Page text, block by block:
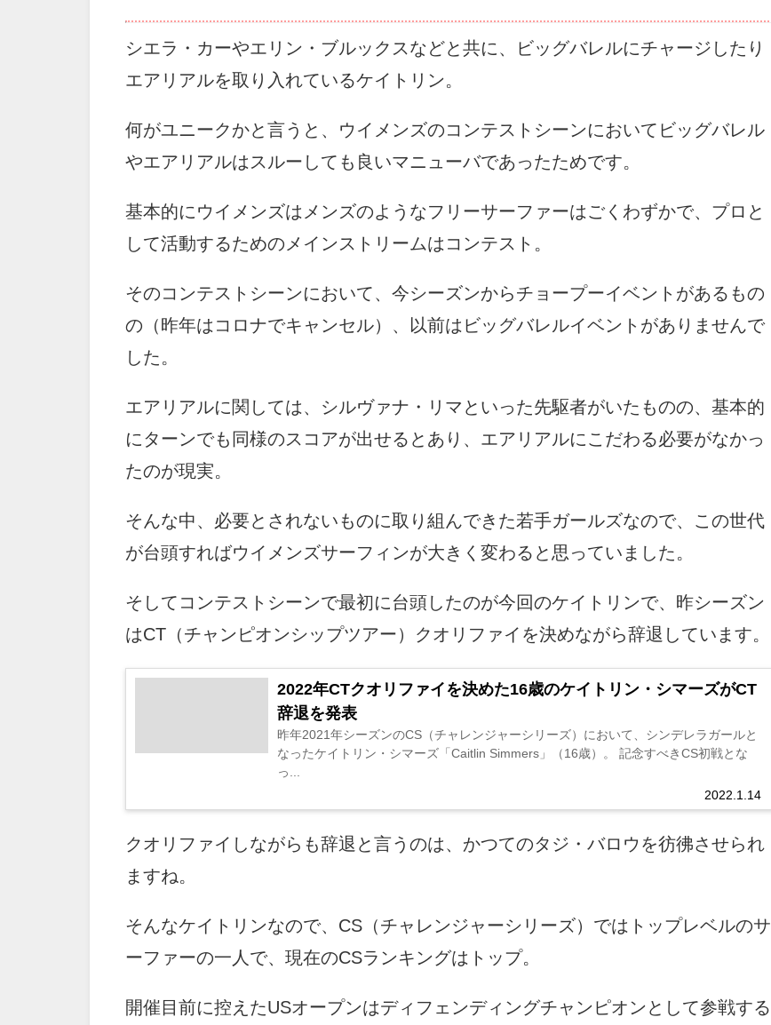
シエラ・カーやエリン・ブルックスなどと共に、ビッグバレルにチャージしたり
エアリアルを取り入れているケイトリン。
何がユニークかと言うと、ウイメンズのコンテストシーンにおいてビッグバレル
やエアリアルはスルーしても良いマニューバであったためです。
基本的にウイメンズはメンズのようなフリーサーファーはごくわずかで、プロと
して活動するためのメインストリームはコンテスト。
そのコンテストシーンにおいて、今シーズンからチョープーイベントがあるもの
の（昨年はコロナでキャンセル）、以前はビッグバレルイベントがありませんで
した。
エアリアルに関しては、シルヴァナ・リマといった先駆者がいたものの、基本的
にターンでも同様のスコアが出せるとあり、エアリアルにこだわる必要がなかっ
たのが現実。
そんな中、必要とされないものに取り組んできた若手ガールズなので、この世代
が台頭すればウイメンズサーフィンが大きく変わると思っていました。
そしてコンテストシーンで最初に台頭したのが今回のケイトリンで、昨シーズン
はCT（チャンピオンシップツアー）クオリファイを決めながら辞退しています。
2022年CTクオリファイを決めた16歳のケイトリン・シマーズがCT
辞退を発表
2022.1.14
昨年2021年シーズンのCS（チャレンジャーシリーズ）において、シンデレラガールと
なったケイトリン・シマーズ「Caitlin Simmers」（16歳）。 記念すべきCS初戦とな
っ...
クオリファイしながらも辞退と言うのは、かつてのタジ・バロウを彷彿させられ
ますね。
そんなケイトリンなので、CS（チャレンジャーシリーズ）ではトップレベルのサ
ーファーの一人で、現在のCSランキングはトップ。
開催目前に控えたUSオープンはディフェンディングチャンピオンとして参戦する